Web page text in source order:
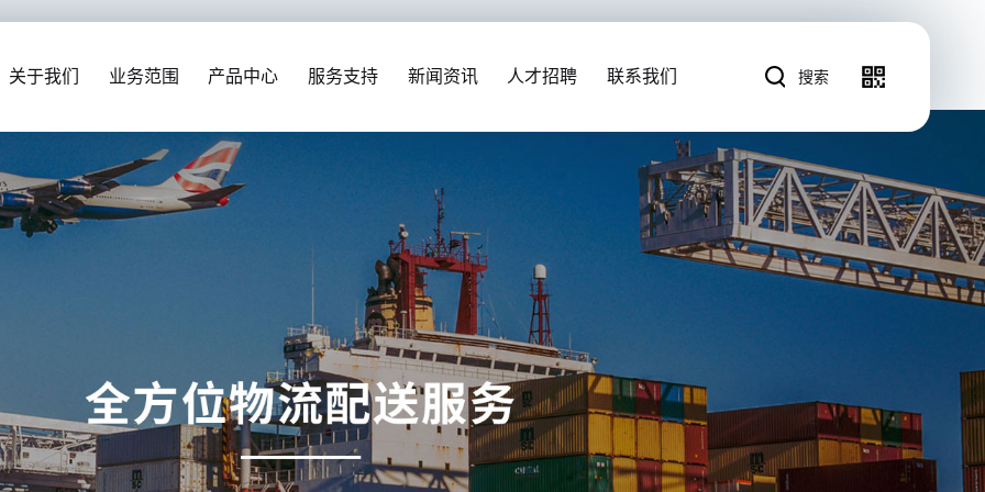
关于我们 业务范围 产品中心 服务支持 新闻资讯 人才招聘 联系我们 搜索